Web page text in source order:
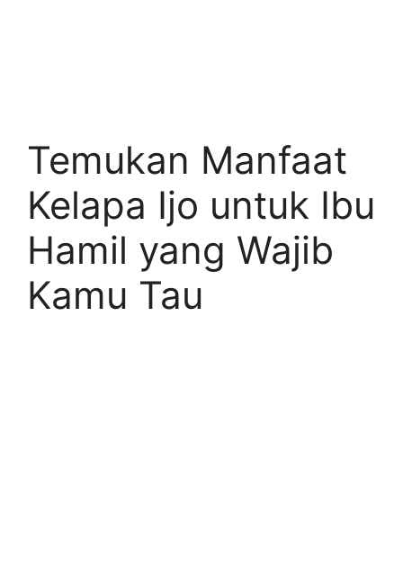
Temukan Manfaat
Kelapa Ijo untuk Ibu
Hamil yang Wajib
Kamu Tau